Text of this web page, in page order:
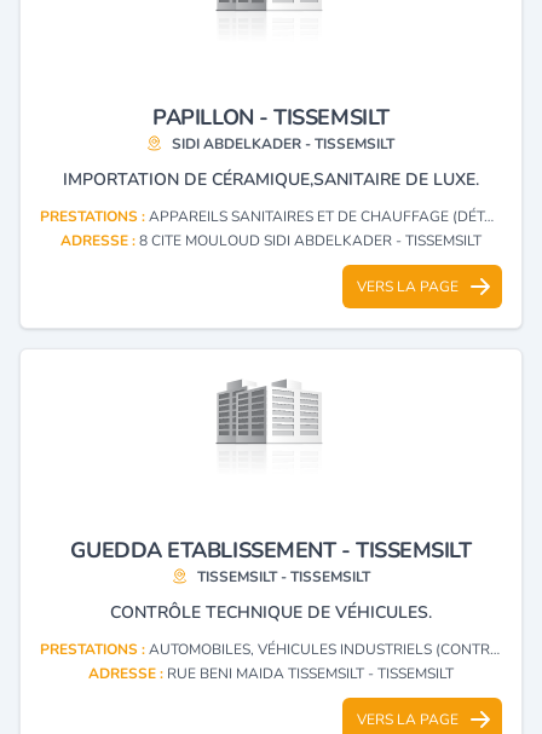
PAPILLON - TISSEMSILT
SIDI ABDELKADER - TISSEMSILT
IMPORTATION DE CÉRAMIQUE,SANITAIRE DE LUXE.
PRESTATIONS :APPAREILS SANITAIRES ET DE CHAUFFAGE (DÉTAIL)
ADRESSE :8 CITE MOULOUD SIDI ABDELKADER - TISSEMSILT
VERS LA PAGE
GUEDDA ETABLISSEMENT - TISSEMSILT
TISSEMSILT - TISSEMSILT
CONTRÔLE TECHNIQUE DE VÉHICULES.
PRESTATIONS :AUTOMOBILES, VÉHICULES INDUSTRIELS (CONTRÔLE TECHNIQUE)
ADRESSE : RUE BENI MAIDA TISSEMSILT - TISSEMSILT
VERS LA PAGE